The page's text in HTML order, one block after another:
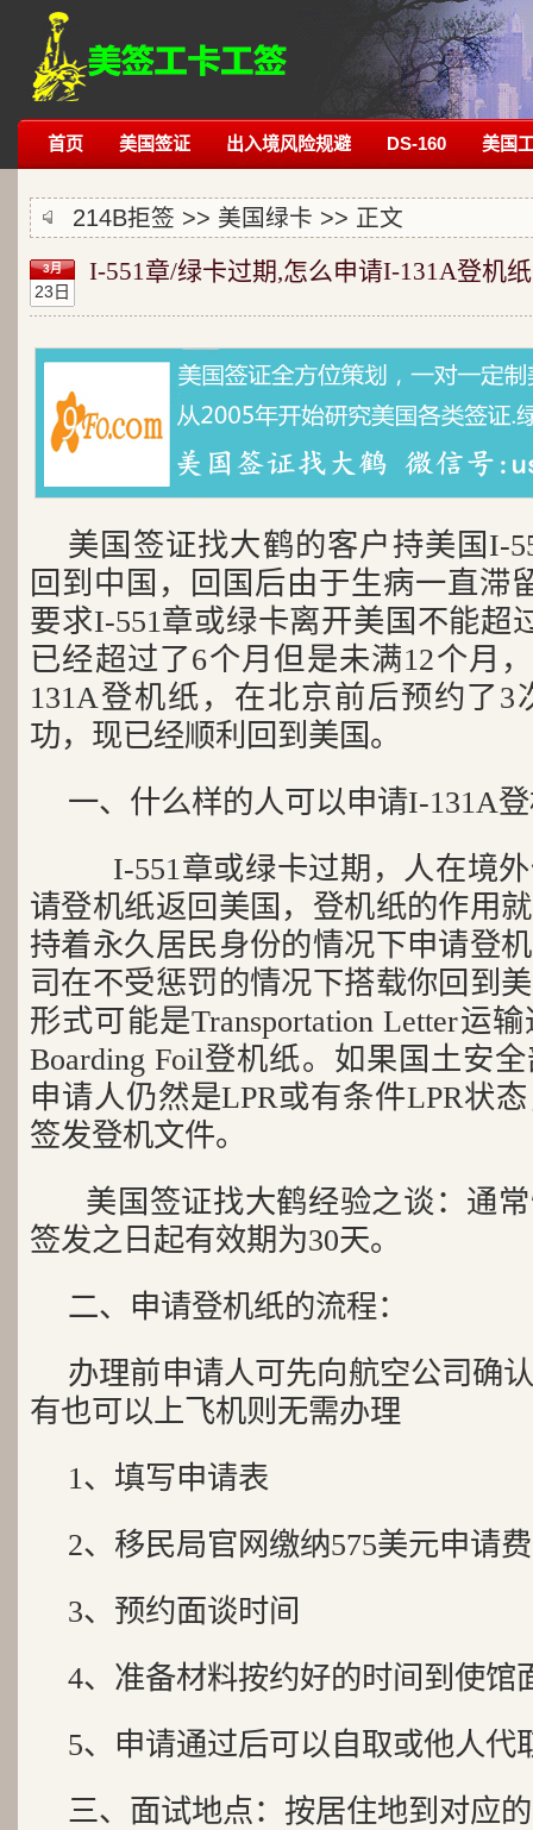
首页 美国签证 出入境风险规避 DS-160 美国
214B拒签 >> 美国绿卡 >> 正文
3月
23日
I-551章/绿卡过期,怎么申请I-131A登机
美国签证找大鹤的客户持美国I-
回到中国，回国后由于生病一直滞
要求I-551章或绿卡离开美国不能超
已经超过了6个月但是未满12个月
131A登机纸，在北京前后预约了
功，现已经顺利回到美国。
一、什么样的人可以申请I-131A
I-551章或绿卡过期，人在境
请登机纸返回美国，登机纸的作用
持着永久居民身份的情况下申请登
司在不受惩罚的情况下搭载你回到
形式可能是Transportation Letter运
Boarding Foil登机纸。如果国土安
申请人仍然是LPR或有条件LPR状
签发登机文件。
美国签证找大鹤经验之谈：通
签发之日起有效期为30天。
二、申请登机纸的流程：
办理前申请人可先向航空公司确
有也可以上飞机则无需办理
1、填写申请表
2、移民局官网缴纳575美元申请费
3、预约面谈时间
4、准备材料按约好的时间到使馆
5、申请通过后可以自取或他人代
三、面试地点：按居住地到对应